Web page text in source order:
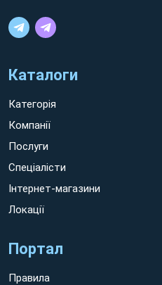
Каталоги
Категорія
Компанії
Послуги
Спеціалісти
Інтернет-магазини
Локації
Портал
Правила